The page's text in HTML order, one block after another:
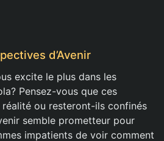
d’Avenir
excite le plus dans les
Pensez-vous que ces
ou resteront-ils confinés
semble prometteur pour
impatients de voir comment